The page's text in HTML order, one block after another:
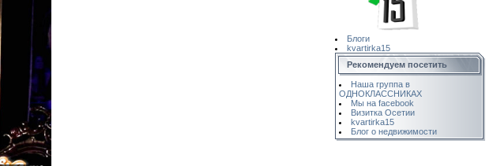
Блоги
kvartirka15
Рекомендуем посетить
Наша группа в
ОДНОКЛАССНИКАХ
Мы на facebook
Визитка Осетии
kvartirka15
Блог о недвижимости